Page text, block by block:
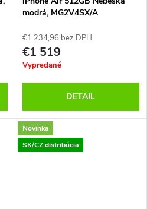
modrá, MG2V4SX/A
€1 234,96 bez DPH
€1 519
Vypredané
DETAIL
Novinka
SK/CZ distribúcia